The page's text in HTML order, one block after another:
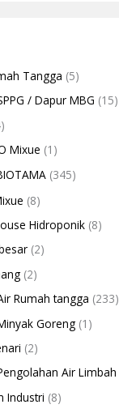
Tangga (5)
/ Dapur MBG (15)
Mixue (1)
(345)
(8)
Hidroponik (8)
(2)
(2)
Rumah tangga (233)
Goreng (1)
(2)
Air Limbah
Industri (8)